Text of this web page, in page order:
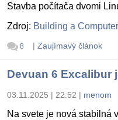
Stavba počítača dvomi
Zdroj: Building a
8 | Zaujímavý článok
Devuan 6 Excalibur
03.11.2025 | 22:52 | menom
Na svete je nová stabilná